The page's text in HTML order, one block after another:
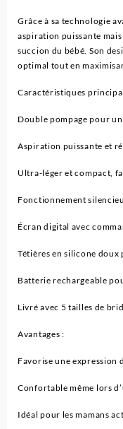
Grâce à sa technologie
aspiration puissante
succion du bébé. Son
optimal tout en
Caractéristiques
Double pompage pour
Aspiration puissante et
Ultra-léger et compact,
Fonctionnement
Écran digital avec
Tétières en silicone
Batterie rechargeable
Livré avec 5 tailles de
Avantages :
Favorise une expression
Confortable même lors
Idéal pour les mamans